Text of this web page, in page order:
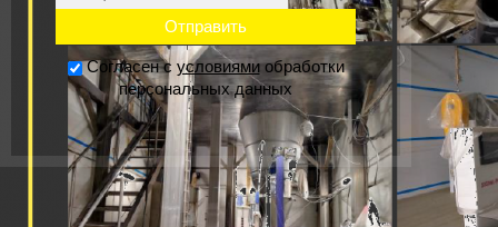
Согласен с условиямиобработки
персональных данных